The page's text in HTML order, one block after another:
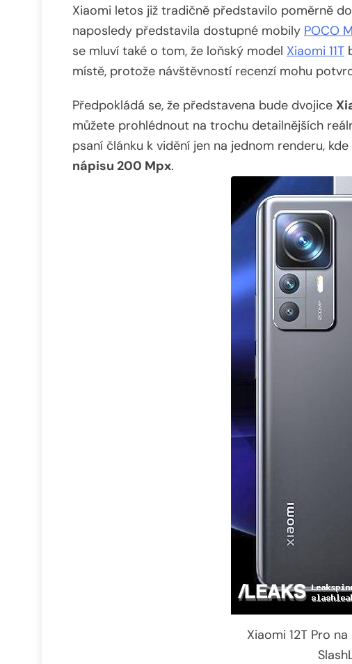
Xiaomi letos již tradičně představilo poměrně
naposledy představila dostupné mobily POCO
se mluví také o tom, že loňský model Xiaomi 11T
místě, protože návštěvností recenzí mohu
Předpokládá se, že představena bude dvojice
můžete prohlédnout na trochu detailnějších
psaní článku k vidění jen na jednom renderu, kde
nápisu 200 Mpx.
Xiaomi 12T Pro